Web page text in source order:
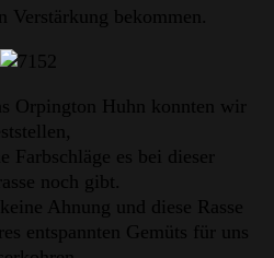
Verstärkung bekommen.
Orpington Huhn konnten wir
Farbschläge es bei dieser
noch gibt.
Ahnung und diese Rasse
entspannten Gemüts für uns